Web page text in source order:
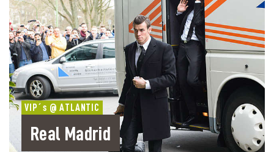
VIP´s @ ATLANTIC
Real Madrid